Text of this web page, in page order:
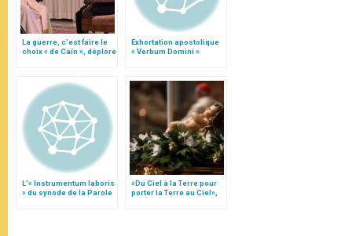
La guerre, c’est faire le
choix « de Caïn », déplore
Exhortation apostolique
« Verbum Domini »
L’« Instrumentum laboris
» du synode de la Parole
«Du Ciel à la Terre pour
porter la Terre au Ciel»,